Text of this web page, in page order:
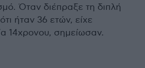
Όταν διέπραξε τη διπλή
ήταν 36 ετών, είχε
14χρονου, σημείωσαν.